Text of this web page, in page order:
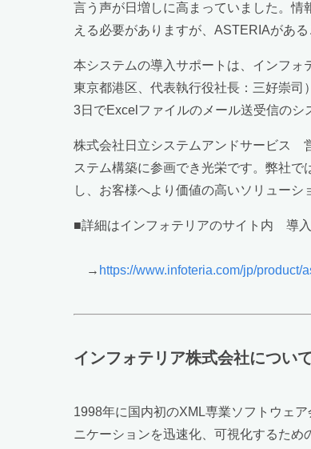
言う声が日増しに高まっていました。
える必要がありますが、ASTERIAがあ
本システムの導入サポートは、インフォ
東京都港区、代表執行役社長：三好崇
3日でExcelファイルのメール送受信のシ
株式会社日立システムアンドサービス
ステム構築に参画でき光栄です。弊社
し、お客様へより価値の高いソリューシ
■詳細はインフォテリアのサイト内 導入
→ https://www.infoteria.com/jp/product/
インフォテリア株式会社につい
1998年に国内初のXML専業ソフトウェ
ニケーションを迅速化、可視化するた